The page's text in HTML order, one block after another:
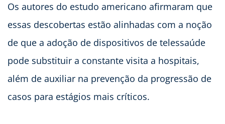
Os autores do estudo americano afirmaram que
essas descobertas estão alinhadas com a noção
de que a adoção de dispositivos de telessaúde
pode substituir a constante visita a hospitais,
além de auxiliar na prevenção da progressão de
casos para estágios mais críticos.